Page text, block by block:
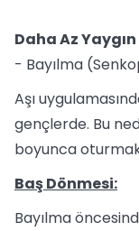
Daha Az
- Bayılma
Aşı
gençlerde. Bu
boyunca
Baş Dönmesi:
Bayılma